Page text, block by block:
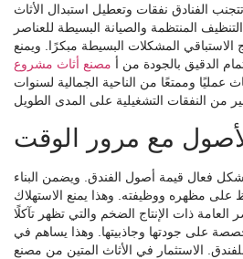
الفنادق نفقات وتعطيل استبدال الأثاث
المنتظمة والصيانة البسيطة للعناصر
الاستباقي المشكلات البسيطة مبكرًا. ويمنع
الدقيق بالجودة من أ مصنع أثاث مشروع
عمليًا وممتعًا من الناحية الجمالية لسنوات
مع مرور الوقت
فعال قيمة أصول الفندق. ويضمن البناء
على مظهره ووظيفته. وهذا يمنع الاستهلاك
ذات الإنتاج الضخم والتي تظهر تآكلًا
على جودتها وجاذبيتها. وهذا يساهم في
الاستثمار في الأثاث المتين من مصنع